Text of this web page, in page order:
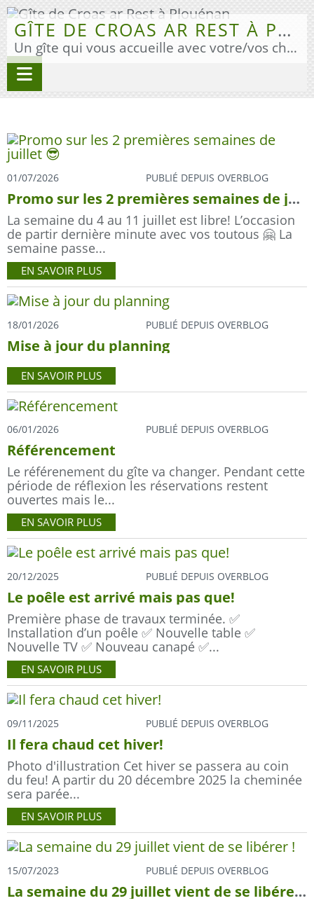
GÎTE DE CROAS AR REST À PLOUÉNAN
Un gîte qui vous accueille avec votre/vos chien(s) pour vos vacances en Finistère Nord.
01/07/2026 PUBLIÉ DEPUIS OVERBLOG
Promo sur les 2 premières semaines de juillet 😎
La semaine du 4 au 11 juillet est libre! L’occasion
de partir dernière minute avec vos toutous 🤗 La
semaine passe...
EN SAVOIR PLUS
18/01/2026 PUBLIÉ DEPUIS OVERBLOG
Mise à jour du planning
EN SAVOIR PLUS
06/01/2026 PUBLIÉ DEPUIS OVERBLOG
Référencement
Le référenement du gîte va changer. Pendant cette
période de réflexion les réservations restent
ouvertes mais le...
EN SAVOIR PLUS
20/12/2025 PUBLIÉ DEPUIS OVERBLOG
Le poêle est arrivé mais pas que!
Première phase de travaux terminée. ✅
Installation d’un poêle ✅ Nouvelle table ✅
Nouvelle TV ✅ Nouveau canapé ✅...
EN SAVOIR PLUS
09/11/2025 PUBLIÉ DEPUIS OVERBLOG
Il fera chaud cet hiver!
Photo d'illustration Cet hiver se passera au coin
du feu! A partir du 20 décembre 2025 la cheminée
sera parée...
EN SAVOIR PLUS
15/07/2023 PUBLIÉ DEPUIS OVERBLOG
La semaine du 29 juillet vient de se libérer !